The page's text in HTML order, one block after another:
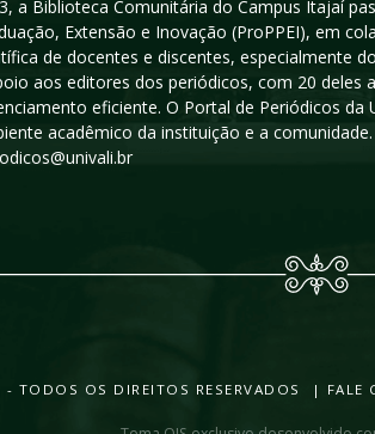
a Biblioteca Comunitária do Campus Itajaí
Extensão e Inovação (ProPPEI), em
de docentes e discentes, especialmente
aos editores dos periódicos, com 20 deles
eficiente. O Portal de Periódicos
acadêmico da instituição e a
TODOS OS DIREITOS RESERVADOS | FALE